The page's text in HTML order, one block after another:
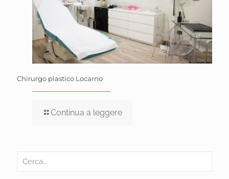
Chirurgo plastico Locarno
Continua a leggere